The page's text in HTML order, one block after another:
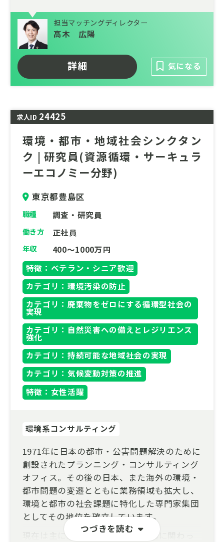
サルティングオフィス。その後の日本、また
海外の環境・都市問題の変遷とともに業務領
域も拡大し、環境と都市の社会課題に特化し
た専門家集団としてその地位を確立していま
・まちづくり・都市計画
・持続可能な地域・都市づくり
・温暖化対策・エネルギー
・資源循環・サーキュラーエコノミー
・化学物質・環境リスク管理
・国際的な環境政策
・途上国技術協力
・環境・都市に関する事業化支援・施工監理
今回下記ポジションを募集しています。
環境、都市の社会課題解決に貢献したい方か
らのお問い合わせをお待ちしております。
担当マッチングディレクター
高木 広陽
詳細 気になる
求人ID 24425
環境・都市・地域社会シンクタン
ク | 研究員(資源循環・サーキュラ
ーエコノミー分野)
東京都豊島区
職種 調査・研究員
働き方 正社員
年収
400～1000万円
特徴：ベテラン・シニア歓迎
カテゴリ：環境汚染の防止
カテゴリ：廃棄物をゼロにする循環型社会の
実現
カテゴリ：自然災害への備えとレジリエンス
強化
カテゴリ：持続可能な地域社会の実現
カテゴリ：気候変動対策の推進
特徴：女性活躍
つづきを読む
環境系コンサルティング
1971年に日本の都市・公害問題解決のために
創設されたプランニング・コンサルティング
オフィス。その後の日本、また海外の環境・
都市問題の変遷とともに業務領域も拡大し、
環境と都市の社会課題に特化した専門家集団
としてその地位を確立しています。
現在は主に以下に関する政策/事業に関わっ